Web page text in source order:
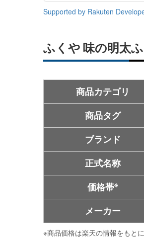
Supported by Rakuten
ふくや 味の明太
商品カテゴリ
商品タグ
ブランド
正式名称
価格帯※
メーカー
※商品価格は楽天の情報をもと